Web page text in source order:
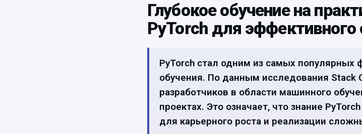
Глубокое обучение на
PyTorch для эффективного
PyTorch стал одним из самых популярных
обучения. По данным исследования Stack
разработчиков в области машинного
проектах. Это означает, что знание
для карьерного роста и реализации